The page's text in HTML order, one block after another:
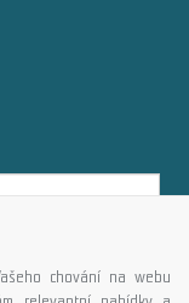
chování na webu